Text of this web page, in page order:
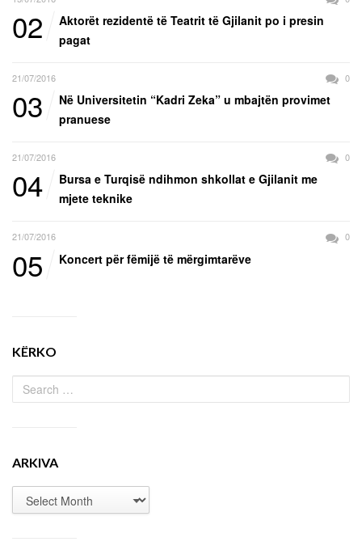
02
Aktorët rezidentë të Teatrit të Gjilanit po i presin
pagat
21/07/2016 0
03
Në Universitetin “Kadri Zeka” u mbajtën provimet
pranuese
21/07/2016 0
04
Bursa e Turqisë ndihmon shkollat e Gjilanit me
mjete teknike
21/07/2016 0
05 Koncert për fëmijë të mërgimtarëve
KËRKO
ARKIVA